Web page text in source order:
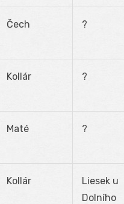
Čech ?
Kollár ?
Maté ?
Kollár
Liesek u
Dolního